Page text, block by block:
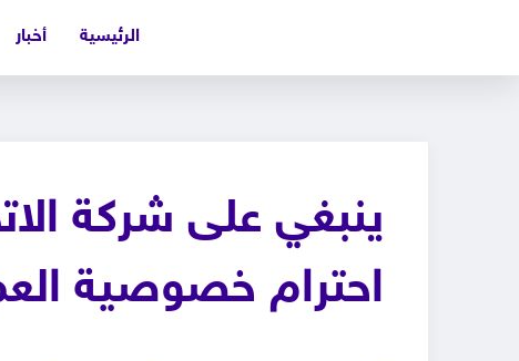
الرئيسية أخبار
ينبغي على شركة
احترام خصوصية